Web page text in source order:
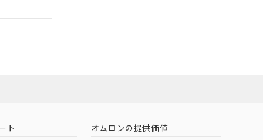
ト オムロンの提供価値